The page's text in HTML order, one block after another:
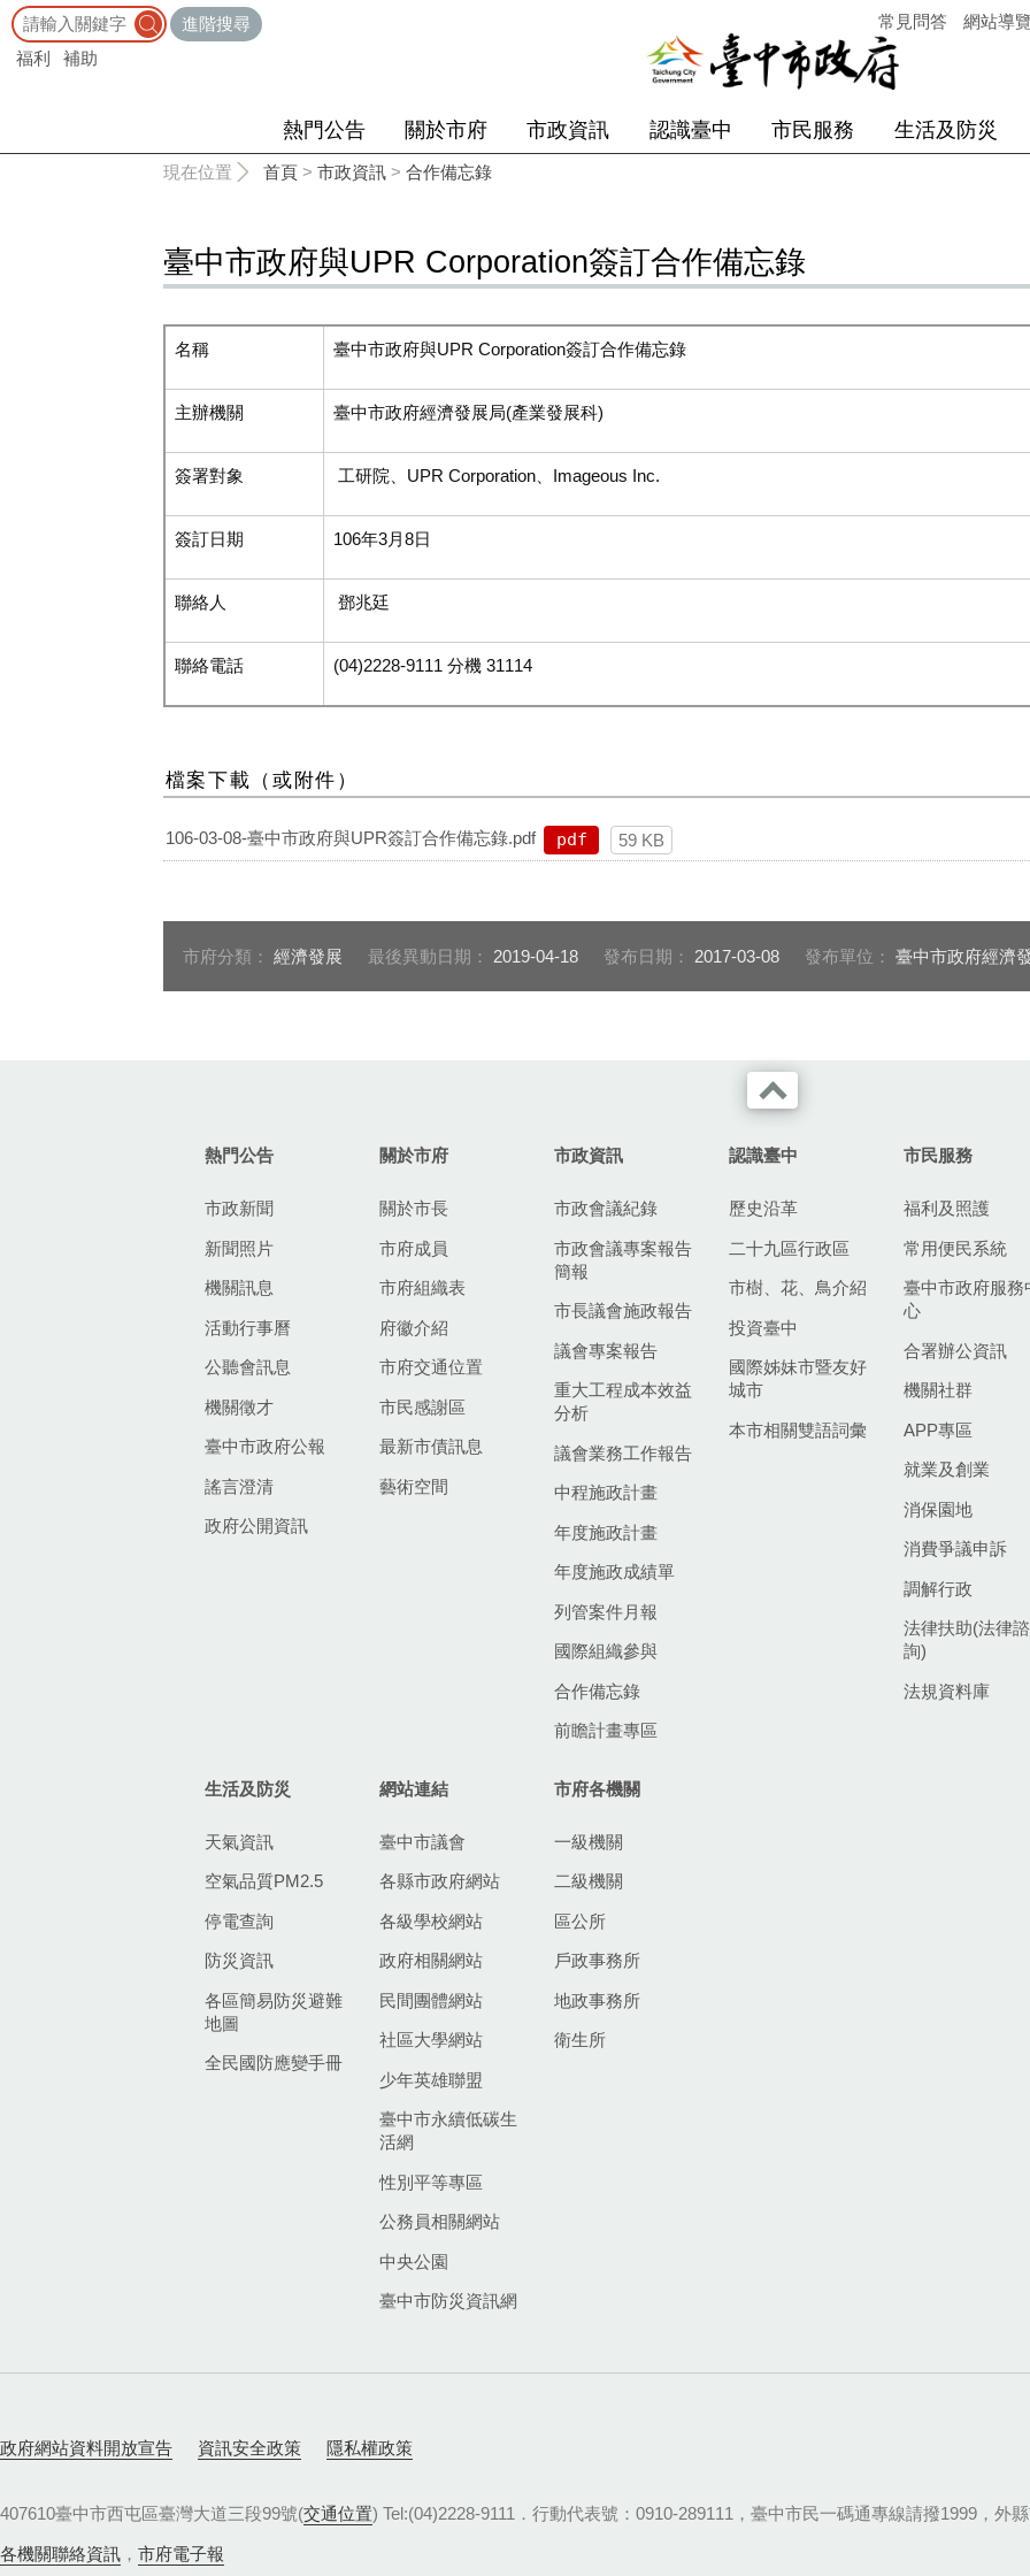
進階搜尋
福利
補助
常見問答 網站導
熱門公告 關於市府 市政資訊 認識臺中 市民服務 生活及防災
現在位置 首頁 > 市政資訊 > 合作備忘錄
臺中市政府與UPR Corporation簽訂合作備忘錄
名稱 臺中市政府與UPR Corporation簽訂合作備忘錄
主辦機關 臺中市政府經濟發展局(產業發展科)
簽署對象 工研院、UPR Corporation、Imageous Inc.
簽訂日期 106年3月8日
聯絡人 鄧兆廷
聯絡電話 (04)2228-9111 分機31114
檔案下載（或附件）
106-03-08-臺中市政府與UPR簽訂合作備忘錄.pdf pdf 59 KB
市府分類： 經濟發展 最後異動日期： 2019-04-18 發布日期： 2017-03-08 發布單位： 臺中市政府經濟
熱門公告
市政新聞
新聞照片
機關訊息
活動行事曆
公聽會訊息
機關徵才
臺中市政府公報
謠言澄清
政府公開資訊
關於市府
關於市長
市府成員
市府組織表
府徽介紹
市府交通位置
市民感謝區
最新市債訊息
藝術空間
市政資訊
市政會議紀錄
市政會議專案報告
簡報
市長議會施政報告
議會專案報告
重大工程成本效益
分析
議會業務工作報告
中程施政計畫
年度施政計畫
年度施政成績單
列管案件月報
國際組織參與
合作備忘錄
前瞻計畫專區
認識臺中
歷史沿革
二十九區行政區
市樹、花、鳥介紹
投資臺中
國際姊妹市暨友好
城市
本市相關雙語詞彙
市民服務
福利及照護
常用便民系統
臺中市政府服務
心
合署辦公資訊
機關社群
APP專區
就業及創業
消保園地
消費爭議申訴
調解行政
法律扶助(法律諮
詢)
法規資料庫
生活及防災
天氣資訊
空氣品質PM2.5
停電查詢
防災資訊
各區簡易防災避難
地圖
全民國防應變手冊
網站連結
臺中市議會
各縣市政府網站
各級學校網站
政府相關網站
民間團體網站
社區大學網站
少年英雄聯盟
臺中市永續低碳生
活網
性別平等專區
公務員相關網站
中央公園
臺中市防災資訊網
市府各機關
一級機關
二級機關
區公所
戶政事務所
地政事務所
衛生所
政府網站資料開放宣告 資訊安全政策 隱私權政策
407610臺中市西屯區臺灣大道三段99號(交通位置) Tel:(04)2228-9111．行動代表號：0910-289111，臺中市民一碼通專線請撥1999，外
各機關聯絡資訊 ， 市府電子報